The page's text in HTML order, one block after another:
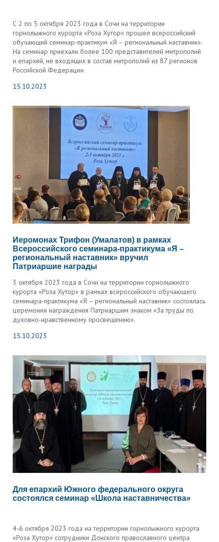
С 2 по 5 октября 2023 года в Сочи на территории
горнолыжного курорта «Роза Хутор» прошел всероссийский
обучающий семинар-практикум «Я – региональный наставник».
На семинар приехали более 100 представителей митрополий
и епархий, не входящих в состав митрополий из 87 регионов
Российской Федерации.
15.10.2023
Иеромонах Трифон (Умалатов) в рамках
Всероссийского семинара-практикума «Я –
региональный наставник» вручил
Патриаршие награды
3 октября 2023 года в Сочи на территории горнолыжного
курорта «Роза Хутор» в рамках всероссийского обучающего
семинара-практикума «Я – региональный наставник» состоялась
церемония награждения Патриаршим знаком «За труды по
духовно-нравственному просвещению».
15.10.2023
Для епархий Южного федерального округа
состоялся семинар «Школа наставничества»
4-6 октября 2023 года на территории горнолыжного курорта
«Роза Хутор» сотрудники Донского православного центра